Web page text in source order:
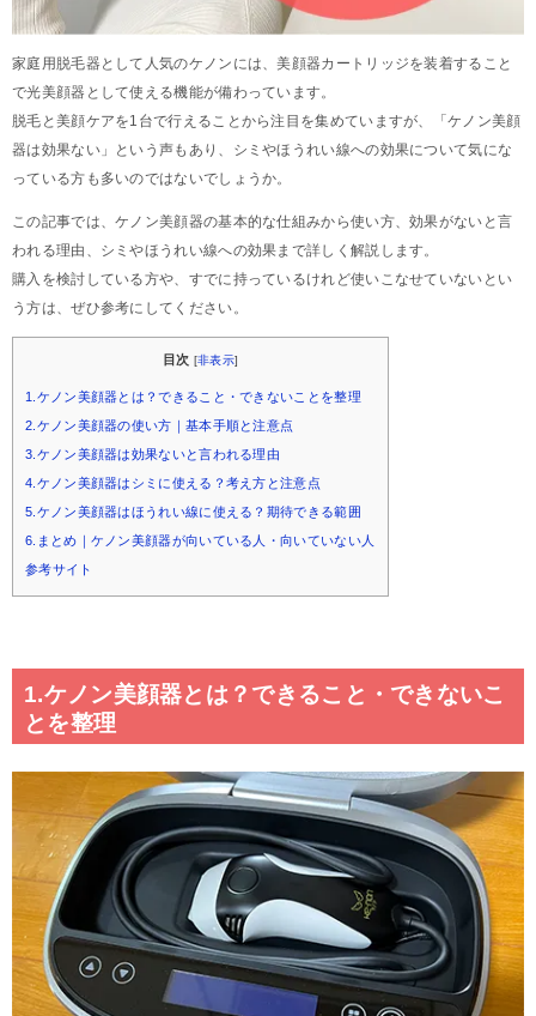
家庭用脱毛器として人気のケノンには、美顔器カートリッジを装着すること
で光美顔器として使える機能が備わっています。
脱毛と美顔ケアを1台で行えることから注目を集めていますが、「ケノン美顔
器は効果ない」という声もあり、シミやほうれい線への効果について気にな
っている方も多いのではないでしょうか。
この記事では、ケノン美顔器の基本的な仕組みから使い方、効果がないと言
われる理由、シミやほうれい線への効果まで詳しく解説します。
購入を検討している方や、すでに持っているけれど使いこなせていないとい
う方は、ぜひ参考にしてください。
目次 [非表示]
1.ケノン美顔器とは？できること・できないことを整理
2.ケノン美顔器の使い方｜基本手順と注意点
3.ケノン美顔器は効果ないと言われる理由
4.ケノン美顔器はシミに使える？考え方と注意点
5.ケノン美顔器はほうれい線に使える？期待できる範囲
6.まとめ｜ケノン美顔器が向いている人・向いていない人
参考サイト
1.ケノン美顔器とは？できること・できないこ
とを整理